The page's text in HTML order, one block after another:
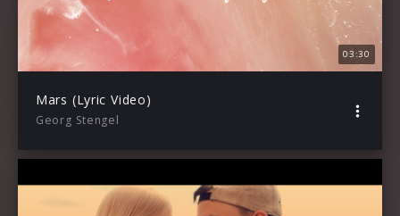
03:30
Mars (Lyric Video)
Georg Stengel